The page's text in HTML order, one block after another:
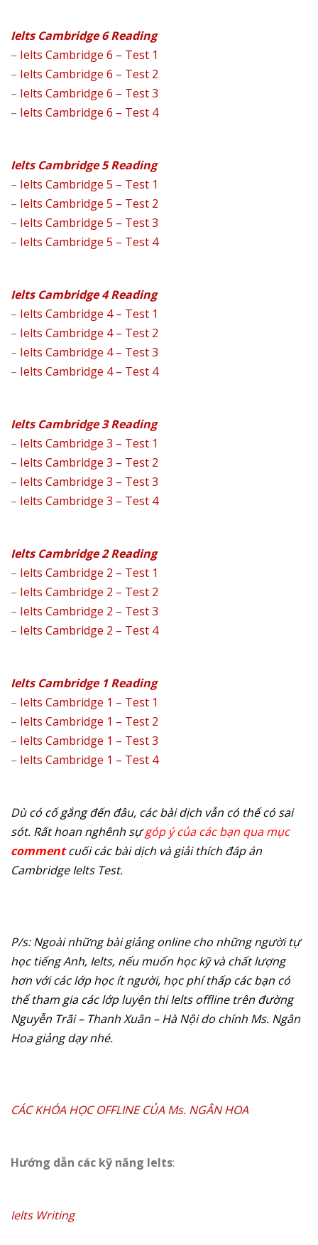
Ielts Cambridge 6 Reading
– Ielts Cambridge 6 – Test 1
– Ielts Cambridge 6 – Test 2
– Ielts Cambridge 6 – Test 3
– Ielts Cambridge 6 – Test 4
Ielts Cambridge 5 Reading
– Ielts Cambridge 5 – Test 1
– Ielts Cambridge 5 – Test 2
– Ielts Cambridge 5 – Test 3
– Ielts Cambridge 5 – Test 4
Ielts Cambridge 4 Reading
– Ielts Cambridge 4 – Test 1
– Ielts Cambridge 4 – Test 2
– Ielts Cambridge 4 – Test 3
– Ielts Cambridge 4 – Test 4
Ielts Cambridge 3 Reading
– Ielts Cambridge 3 – Test 1
– Ielts Cambridge 3 – Test 2
– Ielts Cambridge 3 – Test 3
– Ielts Cambridge 3 – Test 4
Ielts Cambridge 2 Reading
– Ielts Cambridge 2 – Test 1
– Ielts Cambridge 2 – Test 2
– Ielts Cambridge 2 – Test 3
– Ielts Cambridge 2 – Test 4
Ielts Cambridge 1 Reading
– Ielts Cambridge 1 – Test 1
– Ielts Cambridge 1 – Test 2
– Ielts Cambridge 1 – Test 3
– Ielts Cambridge 1 – Test 4
Dù có cố gắng đến đâu, các bài dịch vẫn có thể có sai
sót. Rất hoan nghênh sựgóp ý của các bạn qua mục
commentcuối các bài dịch và giải thích đáp án
Cambridge Ielts Test.
P/s: Ngoài những bài giảng online cho những người tự
học tiếng Anh, Ielts, nếu muốn học kỹ và chất lượng
hơn với các lớp học ít người, học phí thấp các bạn có
thể tham gia các lớp luyện thi Ielts offline trên đường
Nguyễn Trãi – Thanh Xuân – Hà Nội do chính Ms. Ngân
Hoa giảng dạy nhé.
CÁC KHÓA HỌC OFFLINE CỦA Ms. NGÂN HOA
Hướng dẫn các kỹ năng Ielts:
Ielts Writing